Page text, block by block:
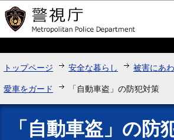
このページの本文へ移
トップページ 安全な暮らし 被害にあ
愛車をガード 「自動車盗」の防犯対策
「自動車盗」の防